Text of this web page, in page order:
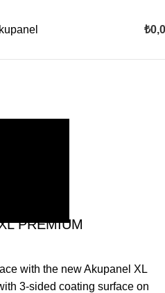
₺
PREMIUM
with the new Akupanel XL
3-sided coating surface on